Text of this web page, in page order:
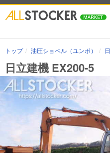
トップ 油圧ショベル（ユンボ）
日立建機 EX200-5